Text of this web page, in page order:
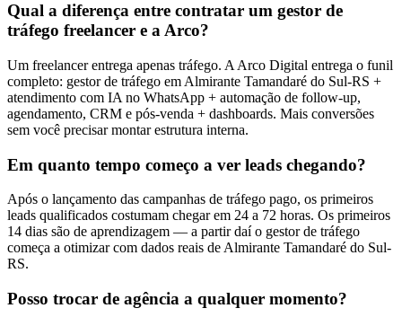
Qual a diferença entre contratar um gestor de
tráfego freelancer e a Arco?
Um freelancer entrega apenas tráfego. A Arco Digital entrega o funil
completo: gestor de tráfego em Almirante Tamandaré do Sul-RS +
atendimento com IA no WhatsApp + automação de follow-up,
agendamento, CRM e pós-venda + dashboards. Mais conversões
sem você precisar montar estrutura interna.
Em quanto tempo começo a ver leads chegando?
Após o lançamento das campanhas de tráfego pago, os primeiros
leads qualificados costumam chegar em 24 a 72 horas. Os primeiros
14 dias são de aprendizagem — a partir daí o gestor de tráfego
começa a otimizar com dados reais de Almirante Tamandaré do Sul-
RS.
Posso trocar de agência a qualquer momento?